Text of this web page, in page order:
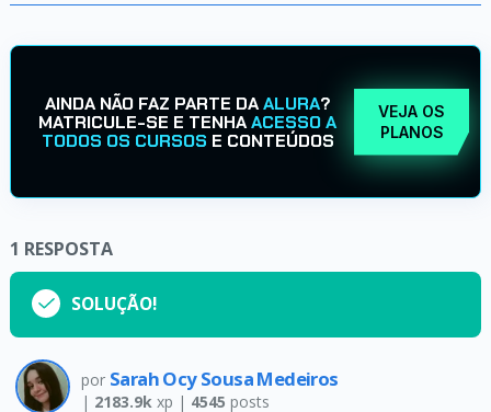
AINDA NÃO FAZ PARTE DAALURA?
MATRICULE-SE E TENHAACESSO A
TODOS OS CURSOS E CONTEÚDOS
VEJA OS
PLANOS
1 RESPOSTA
SOLUÇÃO!
por Sarah Ocy Sousa Medeiros
| 2183.9kxp | 4545 posts